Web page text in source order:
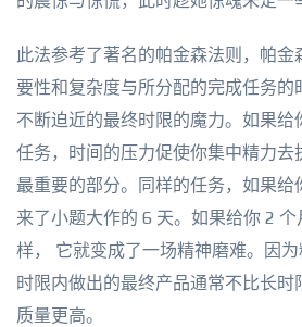
此法参考了著名的帕金森法则，帕金
要性和复杂度与所分配的完成任务的
不断迫近的最终时限的魔力。如果给
任务，时间的压力促使你集中精力去
最重要的部分。同样的任务，如果给
来了小题大作的 6 天。如果给你 2
样， 它就变成了一场精神磨难。因
时限内做出的最终产品通常不比长时
质量更高。